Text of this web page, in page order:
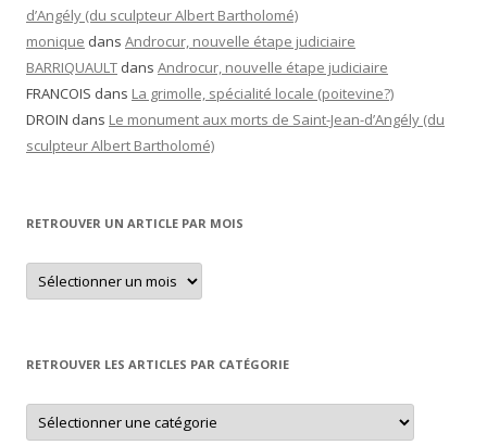
d’Angély (du sculpteur Albert Bartholomé)
monique dans Androcur, nouvelle étape judiciaire
BARRIQUAULT dans Androcur, nouvelle étape judiciaire
FRANCOIS dans La grimolle, spécialité locale (poitevine?)
DROIN dans Le monument aux morts de Saint-Jean-d’Angély (du
sculpteur Albert Bartholomé)
RETROUVER UN ARTICLE PAR MOIS
Retrouver
un
article
RETROUVER LES ARTICLES PAR CATÉGORIE
Retrouver
les
articles